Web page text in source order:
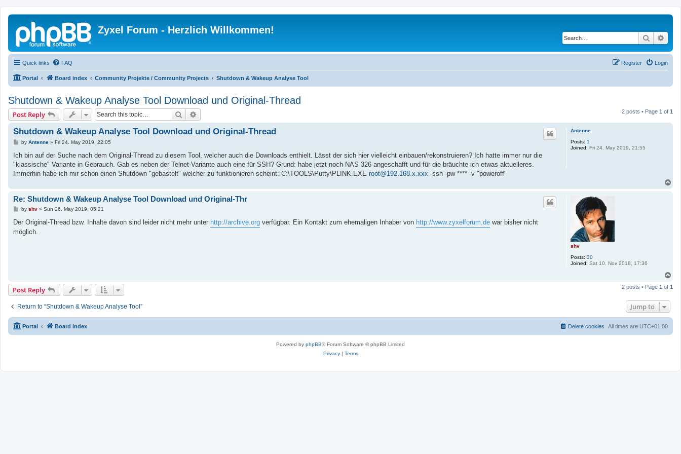
Zyxel Forum - Herzlich Willkommen!
Search
Quick links FAQ Login
Register
Portal Board index Community Projekte / Community Projects Shutdown & Wakeup Analyse Tool
Shutdown & Wakeup Analyse Tool Download und Original-Thread
Post Reply Search 2 posts • Page 1 of 1
Antenne
Posts: 1
Joined: Fri 24. May 2019, 21:55
Shutdown & Wakeup Analyse Tool Download und Original-Thread
P
s
by Antenne» Fri 24. May 2019, 22:05
Ich bin auf der Suche nach dem Original-Thread zu diesem Tool, welcher auch die Downloads enthielt. Lässt der sich hier vielleicht einbauen/rekonstruieren? Ich hatte immer nur die
"klassische" Variante in Gebrauch. Gab es neben der Telnet-Variante auch eine für SSH? Grund: habe jetzt noch NAS 326 angeschafft und für die bräuchte ich etwas aktuelleres.
Immerhin habe ich mir schon einen Shutdown "gebastelt" welcher zu funktionieren scheint: C:\TOOLS\Putty\PLINK.EXE root@192.168.x.xxx -ssh -pw **** -v "poweroff"
shv
Posts: 30
Joined: Sat 10. Nov 2018, 17:36
Re: Shutdown & Wakeup Analyse Tool Download und Original-Thr
P
s
by shv» Sun 26. May 2019, 05:21
Der Original-Thread bzw. Inhalte davon sind leider nicht mehr unter http://archive.org verfügbar. Ein Kontakt zum ehemaligen Inhaber von http://www.zyxelforum.de war bisher nicht
möglich.
p
Post Reply 2 posts • Page 1 of 1
Return to “Shutdown & Wakeup Analyse Tool” Jump to
Portal Board index All times are UTC+01:00
Delete cookies
Powered by phpBB® Forum Software © phpBB Limited
Privacy| Terms